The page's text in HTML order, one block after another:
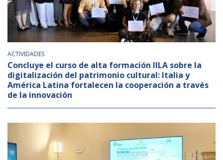
ACTIVIDADES
Concluye el curso de alta formación IILA sobre la
digitalización del patrimonio cultural: Italia y
América Latina fortalecen la cooperación a través
de la innovación